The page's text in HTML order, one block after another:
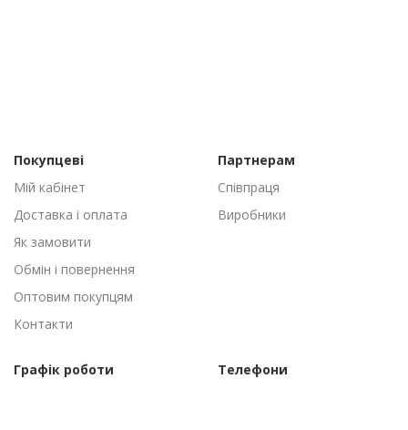
Покупцеві
Мій кабінет
Доставка і оплата
Як замовити
Обмін і повернення
Оптовим покупцям
Контакти
Партнерам
Співпраця
Виробники
Графік роботи
Телефони